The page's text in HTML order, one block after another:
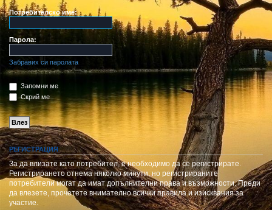
Потребителско име:
Парола:
Забравих си паролата
Запомни ме
Скрий ме
РЕГИСТРАЦИЯ
За да влизате като потребител, е необходимо да се регистрирате.
Регистрирането отнема няколко минути, но регистрираните
потребители могат да имат допълнителни права и възможности. Преди
да влезете, прочетете внимателно всички правила и изисквания за
участие.